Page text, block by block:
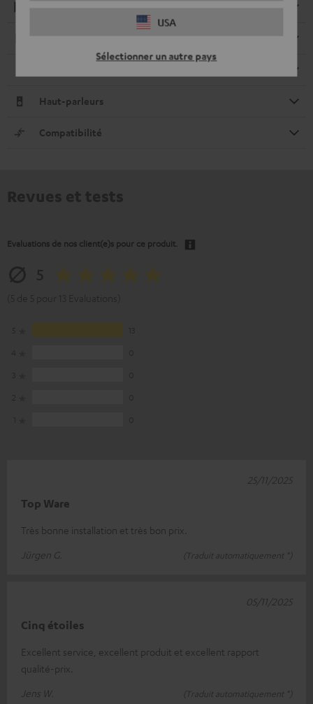
USA
Sélectionner un autre pays
Haut-parleurs
Compatibilité
Evaluations de nos client(e)s pour ce produit.
Top Ware
Très bonne installation et très bon prix.
Jürgen G.
(Traduit automatiquement *)
25/11/2025
Cinq étoiles
Excellent service, excellent produit et excellent rapport
qualité-prix.
Jens W.
(Traduit automatiquement *)
05/11/2025